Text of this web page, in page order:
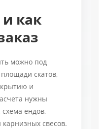
как
можно под
скатов,
и
нужны
ендов,
свесов.